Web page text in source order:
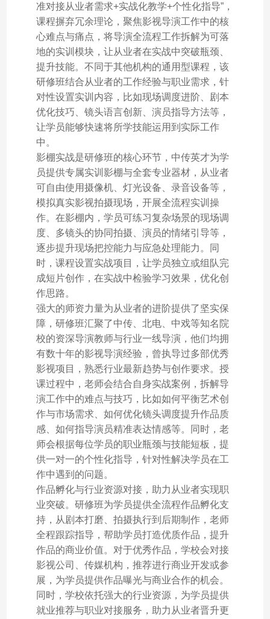
准对接从业者需求+实战化教学+个性化指导”，
课程摒弃冗余理论，聚焦影视导演工作中的核
心难点与痛点，将导演全流程工作拆解为可落
地的实训模块，让从业者在实战中突破瓶颈、
提升技能。不同于其他机构的通用型课程，该
研修班结合从业者的工作经验与职业需求，针
对性设置实训内容，比如现场调度进阶、剧本
优化技巧、镜头语言创新、演员指导方法等，
让学员能够快速将所学技能运用到实际工作
中。
影棚实战是研修班的核心环节，中传英才为学
员提供专属实训影棚与全套专业器材，从业者
可自由使用摄像机、灯光设备、录音设备等，
模拟真实影视拍摄现场，开展全流程实训操
作。在影棚内，学员可练习复杂场景的现场调
度、多镜头的协同拍摄、演员的情绪引导等，
逐步提升现场把控能力与应急处理能力。同
时，课程设置实战项目，让学员独立或组队完
成短片创作，在实战中检验学习效果，优化创
作思路。
强大的师资力量为从业者的进阶提供了坚实保
障，研修班汇聚了中传、北电、中戏等知名院
校的资深导演教师与行业一线导演，他们均拥
有数十年的影视导演经验，曾执导过多部优秀
影视项目，熟悉行业最新趋势与创作要求。授
课过程中，老师会结合自身实战案例，拆解导
演工作中的难点与技巧，比如如何平衡艺术创
作与市场需求、如何优化镜头调度提升作品质
感、如何指导演员精准表达情感等。同时，老
师会根据每位学员的职业瓶颈与技能短板，提
供一对一的个性化指导，针对性解决学员在工
作中遇到的问题。
作品孵化与行业资源对接，助力从业者实现职
业突破。研修班为学员提供全流程作品孵化支
持，从剧本打磨、拍摄执行到后期制作，老师
全程跟踪指导，帮助学员打造优质作品，提升
作品的商业价值。对于优秀作品，学校会对接
影视公司、传媒机构，推荐进行商业开发或参
展，为学员提供作品曝光与商业合作的机会。
同时，学校依托强大的行业资源，为学员提供
就业推荐与职业对接服务，助力从业者晋升更